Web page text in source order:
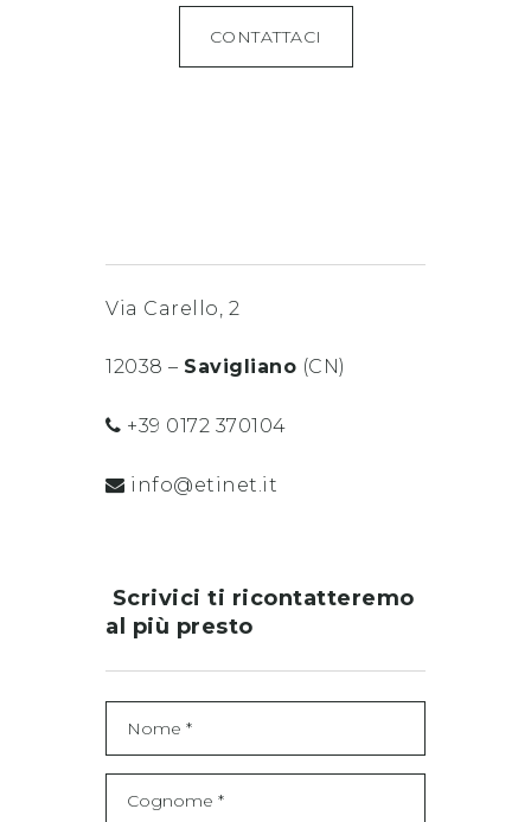
CONTATTACI
Via Carello, 2
12038 – Savigliano (CN)
+39 0172 370104
info@etinet.it
Scrivici ti ricontatteremo
al più presto